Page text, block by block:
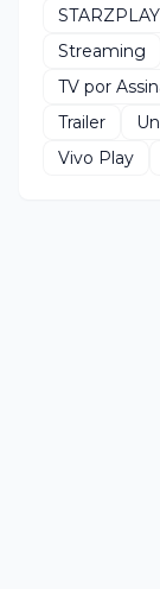
STARZPLAY
Streaming
TV por
Trailer
Vivo Play